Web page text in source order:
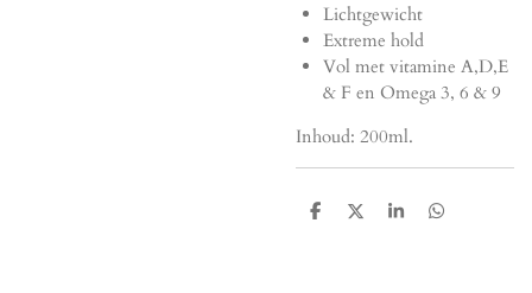
Lichtgewicht
Extreme hold
Vol met vitamine A,D,E
& F en Omega 3, 6 & 9
Inhoud: 200ml.
D
D
S
D